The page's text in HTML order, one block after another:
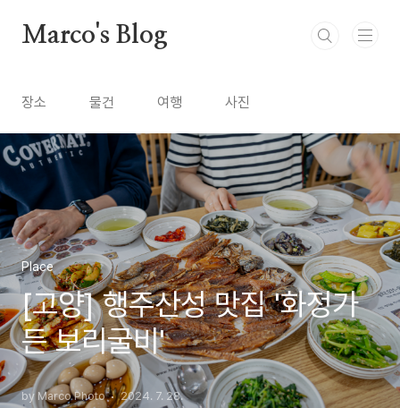
Marco's Blog
장소 물건 여행 사진
Place
[고양] 행주산성 맛집 '화정가
든 보리굴비'
by Marco Photo 2024. 7. 28.